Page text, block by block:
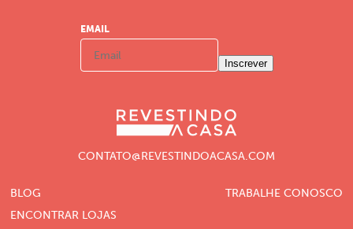
EMAIL
Inscrever
CONTATO@REVESTINDOACASA.COM
BLOG
ENCONTRAR LOJAS
TRABALHE CONOSCO